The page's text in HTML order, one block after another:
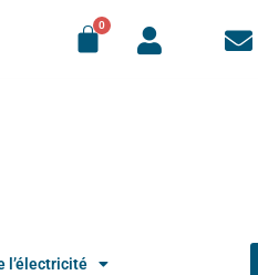
l’électricité